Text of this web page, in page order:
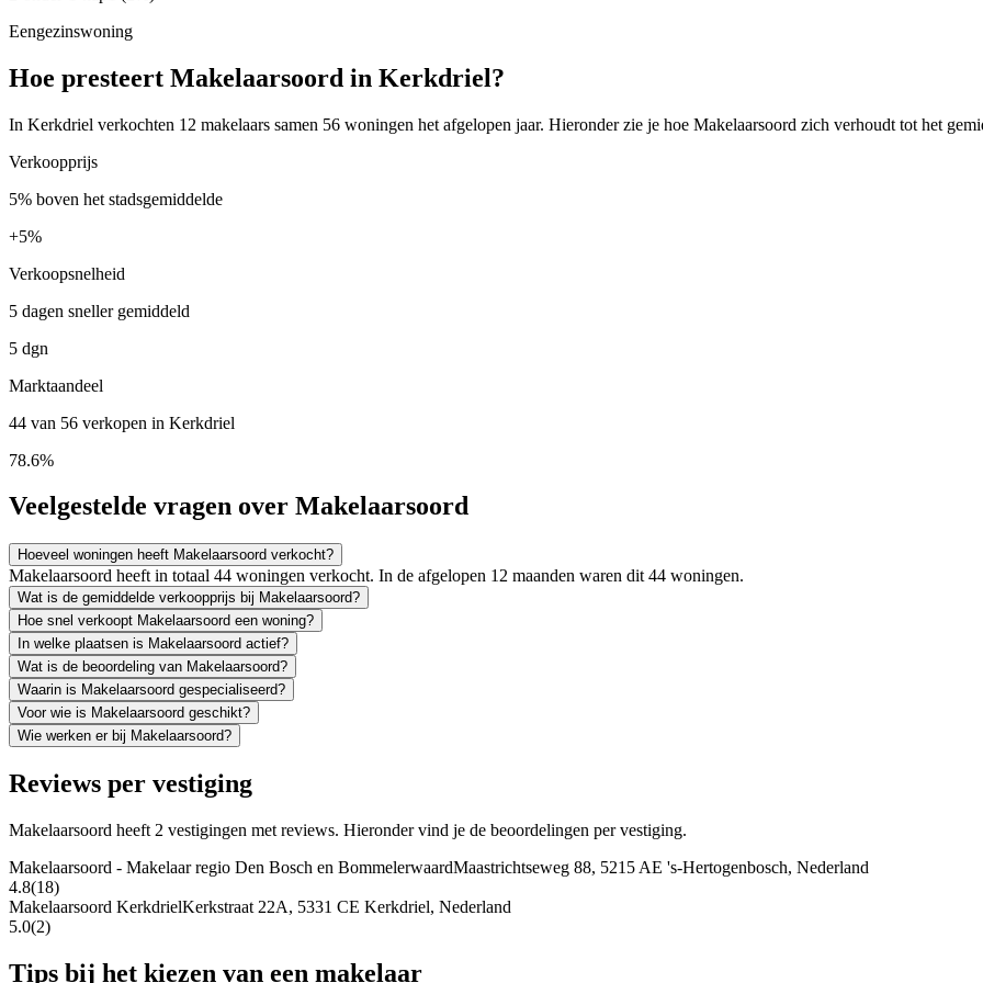
Eengezinswoning
Hoe presteert Makelaarsoord in Kerkdriel?
In Kerkdriel verkochten 12 makelaars samen 56 woningen het afgelopen jaar. Hieronder zie je hoe Makelaarsoord zich verhoudt tot het
Verkoopprijs
5% boven het stadsgemiddelde
+5%
Verkoopsnelheid
5 dagen sneller gemiddeld
5 dgn
Marktaandeel
44 van 56 verkopen in Kerkdriel
78.6%
Veelgestelde vragen over Makelaarsoord
Hoeveel woningen heeft Makelaarsoord verkocht?
Makelaarsoord heeft in totaal 44 woningen verkocht. In de afgelopen 12 maanden waren dit 44 woningen.
Wat is de gemiddelde verkoopprijs bij Makelaarsoord?
Hoe snel verkoopt Makelaarsoord een woning?
In welke plaatsen is Makelaarsoord actief?
Wat is de beoordeling van Makelaarsoord?
Waarin is Makelaarsoord gespecialiseerd?
Voor wie is Makelaarsoord geschikt?
Wie werken er bij Makelaarsoord?
Reviews per vestiging
Makelaarsoord heeft 2 vestigingen met reviews. Hieronder vind je de beoordelingen per vestiging.
Makelaarsoord - Makelaar regio Den Bosch en BommelerwaardMaastrichtseweg 88, 5215 AE 's-Hertogenbosch, Nederland
4.8(18)
Makelaarsoord KerkdrielKerkstraat 22A, 5331 CE Kerkdriel, Nederland
5.0(2)
Tips bij het kiezen van een makelaar